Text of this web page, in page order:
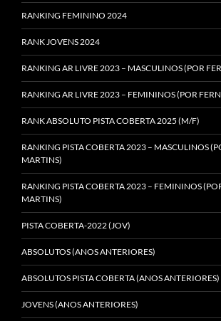
RANKING FEMININO 2024
RANK JOVENS 2024
RANKING AR LIVRE 2023 – MASCULINOS (POR
RANKING AR LIVRE 2023 – FEMININOS (POR
RANK ABSOLUTO PISTA COBERTA 2025 (M/F)
RANKING PISTA COBERTA 2023 – MASCULINOS
MARTINS)
RANKING PISTA COBERTA 2023 – FEMININOS
MARTINS)
PISTA COBERTA-2022 (JOV)
ABSOLUTOS (ANOS ANTERIORES)
ABSOLUTOS PISTA COBERTA (ANOS ANTERIORES)
JOVENS (ANOS ANTERIORES)